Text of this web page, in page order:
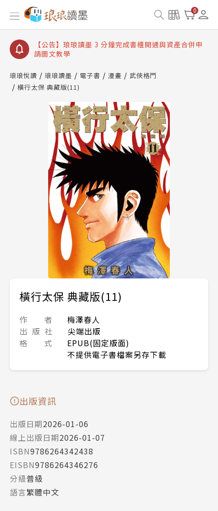
0
【公告】琅琅讀墨數位閱讀資產合併與書櫃開通申請
【公告】琅琅讀墨書櫃開通常見問題
【公告】琅琅讀墨 3 分鐘完成書櫃開通與資產合併申
請圖文教學
查詢
【公告】琅琅讀墨數位閱讀資產合併與書櫃開通申請
琅琅悅讀 琅琅讀墨 電子書 漫畫
武俠格鬥
橫行太保 典藏版(11)
橫行太保 典藏版(11)
作 者
梅澤春人
出 版 社
尖端出版
格 式
EPUB(固定版面)
不提供電子書檔案另存下載
出版資訊
出版日期2026-01-06
線上出版日期2026-01-07
ISBN9786264342438
EISBN9786264346276
分級普級
語言繁體中文